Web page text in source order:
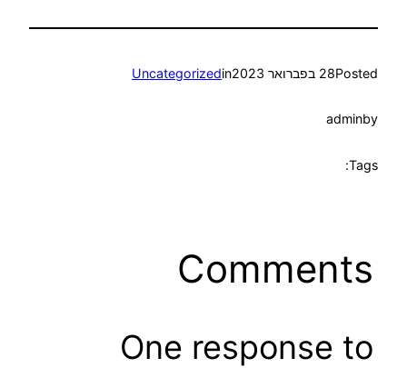
Posted28 בפברואר 2023 in
Uncategorized
by
admin
Tags:
Comments
One response to